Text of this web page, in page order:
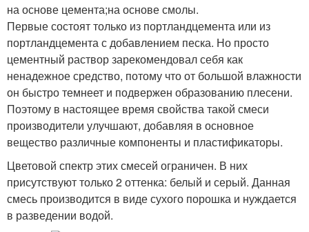
на основе цемента;на основе смолы.
Первые состоят только из портландцемента или из
портландцемента с добавлением песка. Но просто
цементный раствор зарекомендовал себя как
ненадежное средство, потому что от большой влажности
он быстро темнеет и подвержен образованию плесени.
Поэтому в настоящее время свойства такой смеси
производители улучшают, добавляя в основное
вещество различные компоненты и пластификаторы.
Цветовой спектр этих смесей ограничен. В них
присутствуют только 2 оттенка: белый и серый. Данная
смесь производится в виде сухого порошка и нуждается
в разведении водой.